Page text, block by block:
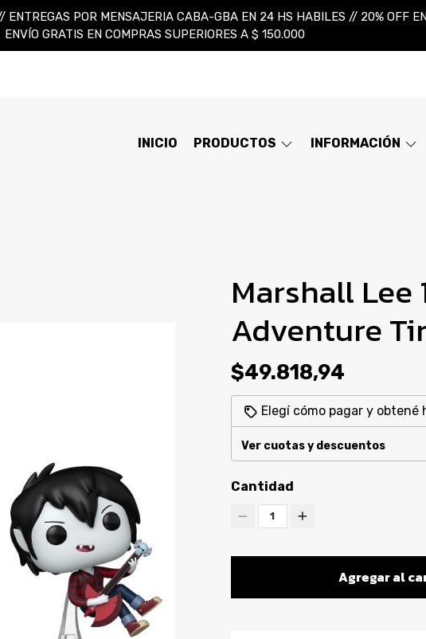
POR MENSAJERIA CABA-GBA EN 24 HS HABILES // 20% OFF
ENVÍO GRATIS EN COMPRAS SUPERIORES A $ 150.000
INICIO PRODUCTOS INFORMACIÓN
Marshall Lee
Adventure
$49.818,94
Elegí cómo pagar y obtené
Ver cuotas y descuentos
Cantidad
1
Agregar al